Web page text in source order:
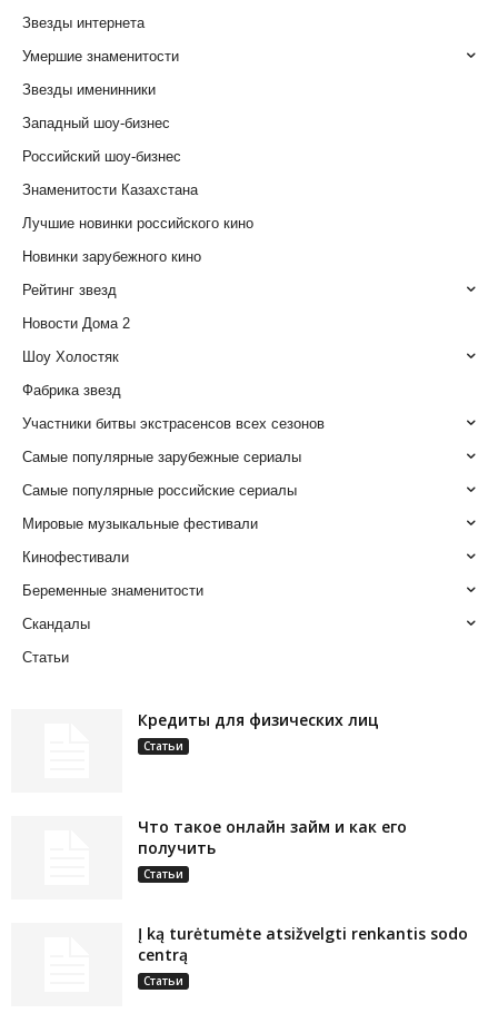
Звезды интернета
Умершие знаменитости
Звезды именинники
Западный шоу-бизнес
Российский шоу-бизнес
Знаменитости Казахстана
Лучшие новинки российского кино
Новинки зарубежного кино
Рейтинг звезд
Новости Дома 2
Шоу Холостяк
Фабрика звезд
Участники битвы экстрасенсов всех сезонов
Самые популярные зарубежные сериалы
Самые популярные российские сериалы
Мировые музыкальные фестивали
Кинофестивали
Беременные знаменитости
Скандалы
Статьи
Кредиты для физических лиц
Статьи
Что такое онлайн займ и как его
получить
Статьи
Į ką turėtumėte atsižvelgti renkantis sodo
centrą
Статьи